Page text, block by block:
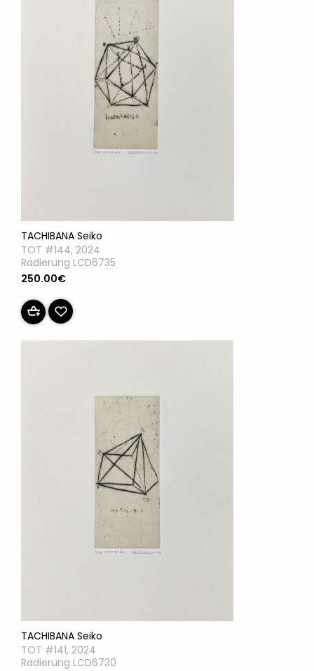
TACHIBANA Seiko
TOT #144, 2024
Radierung LCD6735
250.00€
TACHIBANA Seiko
TOT #141, 2024
Radierung LCD6730